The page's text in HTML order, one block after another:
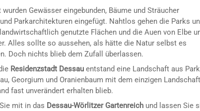
Gewässer eingebunden, Bäume und Sträucher
Parkarchitekturen eingefügt. Nahtlos gehen die Parks
genutzte Flächen und die Auen von Elbe
Alles sollte so aussehen, als hätte die Natur selbst es
Doch nichts blieb dem Zufall überlassen.
Residenzstadt Dessau entstand eine Landschaft aus
Georgium und Oranienbaum mit dem einzigen
fast unverändert erhalten blieb.
mit in das Dessau-Wörlitzer Gartenreich und lassen Sie